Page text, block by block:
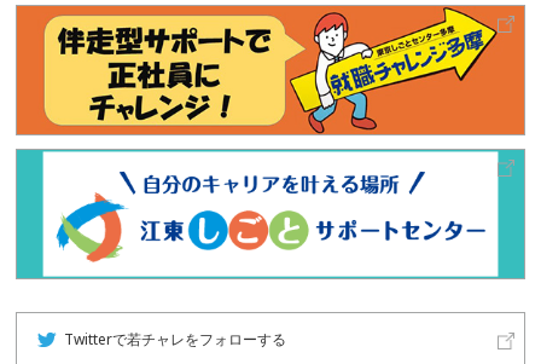
Twitterで若チャレをフォローする